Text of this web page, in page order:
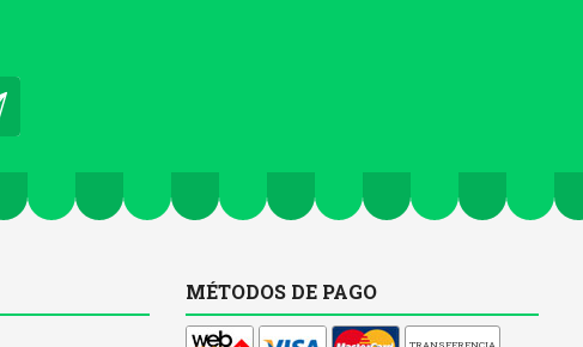
MÉTODOS DE PAGO
TRANSFERENCIA